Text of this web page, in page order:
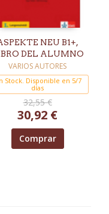
NEU B1+,
DEL ALUMNO
VARIOS AUTORES
Stock. Disponible en 5/7
días
32,55 €
30,92 €
Comprar